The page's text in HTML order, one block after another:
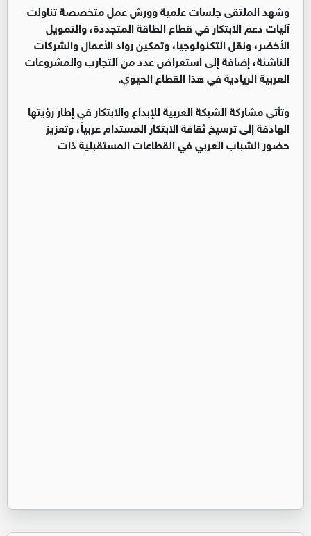
وشهد الملتقى جلسات علمية وورش عمل متخصصة تناولت
آليات دعم الابتكار في قطاع الطاقة المتجددة، والتمويل
الأخضر، ونقل التكنولوجيا، وتمكين رواد الأعمال والشركات
الناشئة، إضافة إلى استعراض عدد من التجارب والمشروعات
العربية الريادية في هذا القطاع الحيوي.
وتأتي مشاركة الشبكة العربية للإبداع والابتكار في إطار رؤيتها
الهادفة إلى ترسيخ ثقافة الابتكار المستدام عربياً، وتعزيز
حضور الشباب العربي في القطاعات المستقبلية ذات